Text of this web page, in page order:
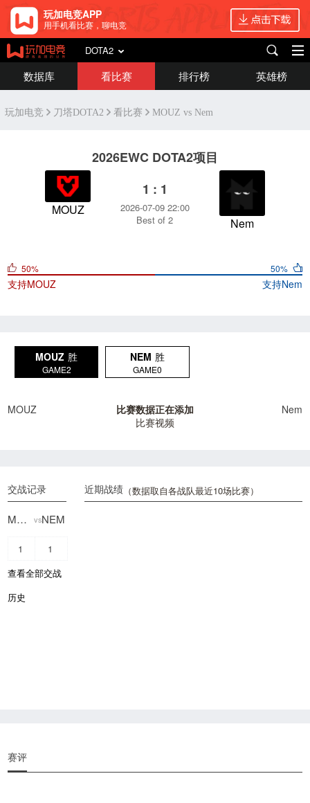
玩加电竞APP
用手机看比赛，聊电竞
DOTA2
数据库 看比赛 排行榜 英雄榜
玩加电竞 刀塔DOTA2 看比赛 MOUZ vs Nem
2026EWC DOTA2项目
MOUZ
1 : 1
2026-07-09 22:00
Best of 2
Nem
50%
支持Nem
50%
支持MOUZ
MOUZ 胜
GAME2
NEM 胜
GAME0
MOUZ
比赛数据正在添加
比赛视频
Nem
近期战绩（数据取自各战队最近10场比赛）
交战记录
MOUZ vsNEM
1
1
查看全部交战
历史
赛评